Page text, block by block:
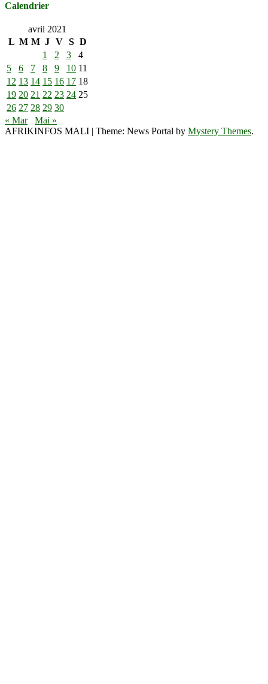
Calendrier
avril 2021
L M M J V S D
1
2 3
4
5
6 7 8 9 10 11
12 13 14 15 16 17 18
19 20 21 22 23 24 25
26 27 28 29 30
« Mar
Mai »
AFRIKINFOS MALI | Theme: News Portal by Mystery Themes.